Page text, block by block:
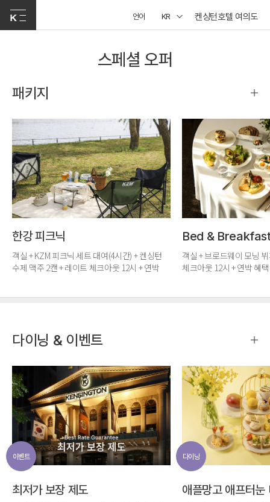
언어 KR 켄싱턴호텔 여의도
스페셜 오퍼
패키지
한강 피크닉
객실 + KZM 피크닉 세트 대여(4시간) + 켄싱턴
수제 맥주 2캔 + 레이트 체크아웃 12시 + 연박
Bed &
객실 + 브로드웨이 모닝
체크아웃 12시 + 연박 혜택
다이닝 & 이벤트
이벤트
최저가 보장 제도
다이닝
애플망고 애프터눈